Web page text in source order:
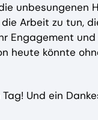
unbesungenen
Arbeit zu tun,
Engagement
heute könnte
Und ein